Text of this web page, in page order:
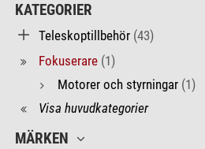
KATEGORIER
Teleskoptillbehör (43)
Fokuserare (1)
Motorer och styrningar (1)
Visa huvudkategorier
MÄRKEN